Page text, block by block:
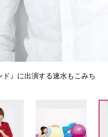
ド』に出演する速水もこみち